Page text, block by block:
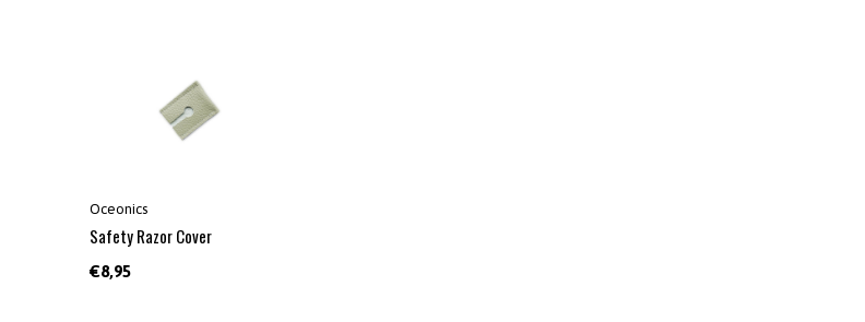
Oceonics
Safety Razor Cover
€8,95